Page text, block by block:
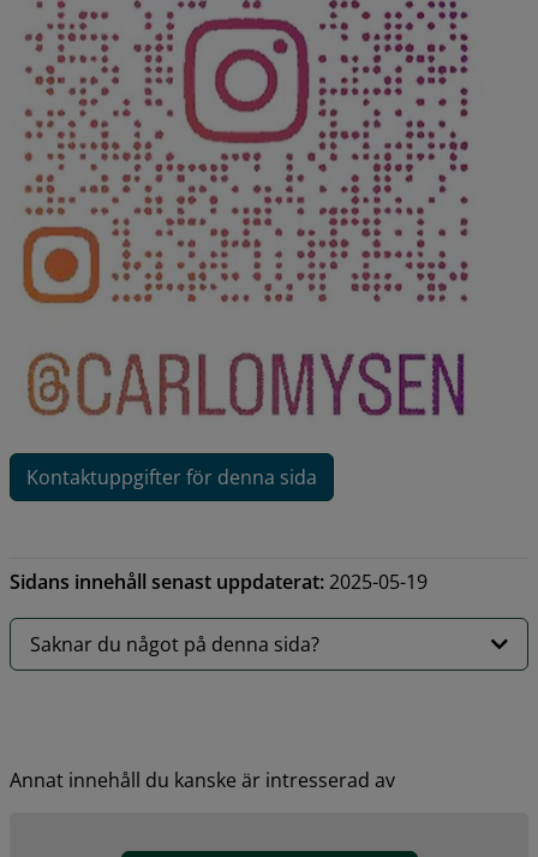
Kontaktuppgifter för denna sida
Sidans innehåll senast uppdaterat:2025-05-19
Saknar du något på denna sida?
Annat innehåll du kanske är intresserad av